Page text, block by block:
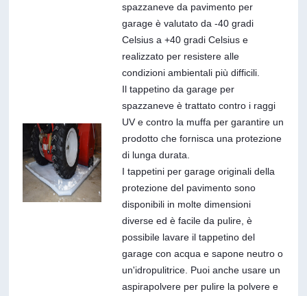
spazzaneve da pavimento per
garage è valutato da -40 gradi
Celsius a +40 gradi Celsius e
realizzato per resistere alle
condizioni ambientali più difficili.
Il tappetino da garage per
spazzaneve è trattato contro i raggi
UV e contro la muffa per garantire un
prodotto che fornisca una protezione
di lunga durata.
I tappetini per garage originali della
protezione del pavimento sono
disponibili in molte dimensioni
diverse ed è facile da pulire, è
possibile lavare il tappetino del
garage con acqua e sapone neutro o
un'idropulitrice. Puoi anche usare un
aspirapolvere per pulire la polvere e